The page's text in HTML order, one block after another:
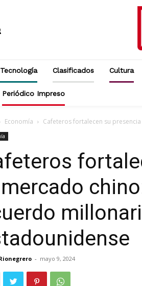
Clasificados Cultura
Periódico Impreso
Economía Cafeteros fortalecen su
- mayo 9, 2024